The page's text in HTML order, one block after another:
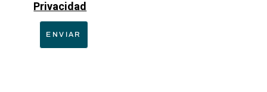
Privacidad
ENVIAR